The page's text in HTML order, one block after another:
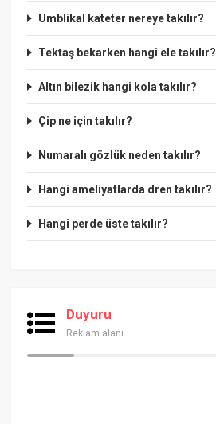
Umblikal kateter nereye takılır?
Tektaş bekarken hangi ele takılır?
Altın bilezik hangi kola takılır?
Çip ne için takılır?
Numaralı gözlük neden takılır?
Hangi ameliyatlarda dren takılır?
Hangi perde üste takılır?
Duyuru
Reklam alanı